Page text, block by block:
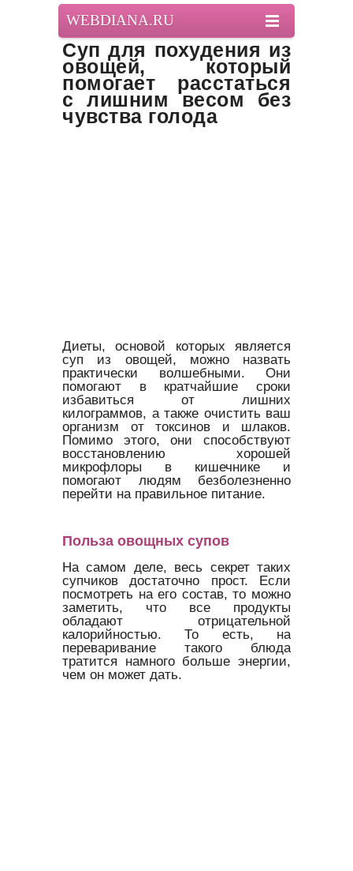
WEBDIANA.RU
Суп для похудения из
овощей, который
помогает расстаться
с лишним весом без
чувства голода
Диеты, основой которых является
суп из овощей, можно назвать
практически волшебными. Они
помогают в кратчайшие сроки
избавиться от лишних
килограммов, а также очистить ваш
организм от токсинов и шлаков.
Помимо этого, они способствуют
восстановлению хорошей
микрофлоры в кишечнике и
помогают людям безболезненно
перейти на правильное питание.
Польза овощных супов
На самом деле, весь секрет таких
супчиков достаточно прост. Если
посмотреть на его состав, то можно
заметить, что все продукты
обладают отрицательной
калорийностью. То есть, на
переваривание такого блюда
тратится намного больше энергии,
чем он может дать.